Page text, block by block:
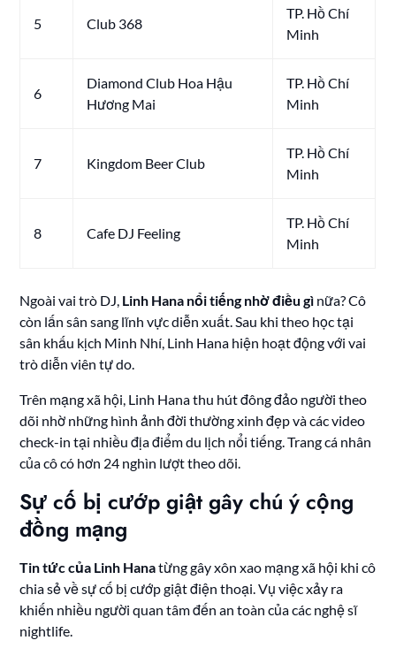
5 Club 368
TP. Hồ Chí
Minh
6
Diamond Club Hoa Hậu
Hương Mai
TP. Hồ Chí
Minh
7 Kingdom Beer Club
TP. Hồ Chí
Minh
8 Cafe DJ Feeling
TP. Hồ Chí
Minh
Ngoài vai trò DJ, Linh Hana nổi tiếng nhờ điều gì nữa? Cô
còn lấn sân sang lĩnh vực diễn xuất. Sau khi theo học tại
sân khấu kịch Minh Nhí, Linh Hana hiện hoạt động với vai
trò diễn viên tự do.
Trên mạng xã hội, Linh Hana thu hút đông đảo người theo
dõi nhờ những hình ảnh đời thường xinh đẹp và các video
check-in tại nhiều địa điểm du lịch nổi tiếng. Trang cá nhân
của cô có hơn 24 nghìn lượt theo dõi.
Sự cố bị cướp giật gây chú ý cộng
đồng mạng
Tin tức của Linh Hanatừng gây xôn xao mạng xã hội khi cô
chia sẻ về sự cố bị cướp giật điện thoại. Vụ việc xảy ra
khiến nhiều người quan tâm đến an toàn của các nghệ sĩ
nightlife.